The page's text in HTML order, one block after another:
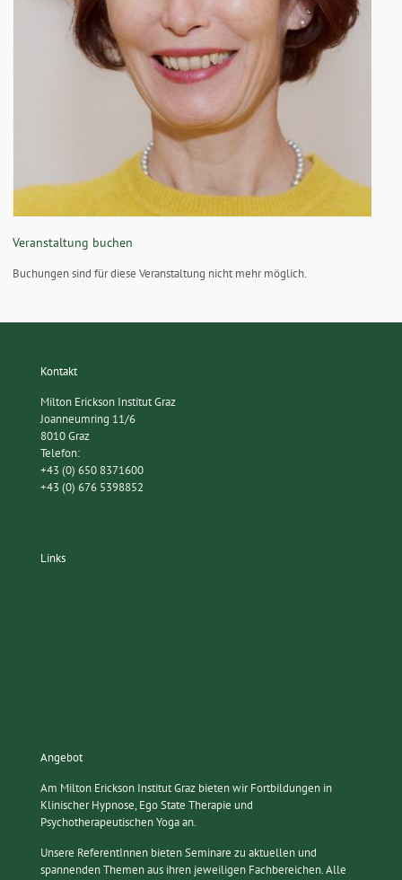
Veranstaltung buchen
Buchungen sind für diese Veranstaltung nicht mehr möglich.
Kontakt
Milton Erickson Institut Graz
Joanneumring 11/6
8010 Graz
Telefon:
+43 (0) 650 8371600
+43 (0) 676 5398852
Links
Angebot
Am Milton Erickson Institut Graz bieten wir Fortbildungen in
Klinischer Hypnose, Ego State Therapie und
Psychotherapeutischen Yoga an.
Unsere ReferentInnen bieten Seminare zu aktuellen und
spannenden Themen aus ihren jeweiligen Fachbereichen. Alle